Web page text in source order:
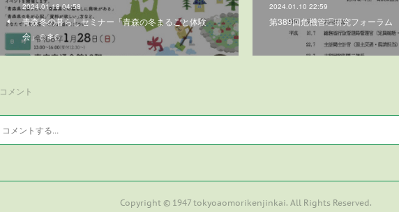
2024.01.18 04:58
青森冬の暮らしセミナー「青森の冬まるごと体験
会」⛄❄⛄
2024.01.10 22:59
第389回危機管理研究フォーラム
コメント
Copyright © 1947 tokyoaomorikenjinkai. All Rights Reserved.